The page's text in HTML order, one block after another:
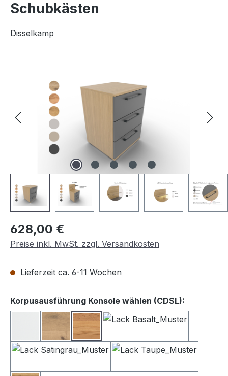
Schubkästen
Disselkamp
Regulärer Preis:
628,00 €
Preise inkl. MwSt. zzgl. Versandkosten
Lieferzeit ca. 6-11 Wochen
Korpusausführung Konsole wählen (CDSL):
BalkeneicheKernbuche